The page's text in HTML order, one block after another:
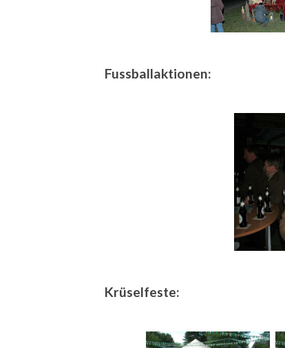
Fussballaktionen:
Krüselfeste: